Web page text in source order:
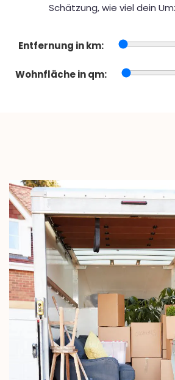
Schätzung, wie viel dein
Entfernung in km:
Wohnfläche in qm: